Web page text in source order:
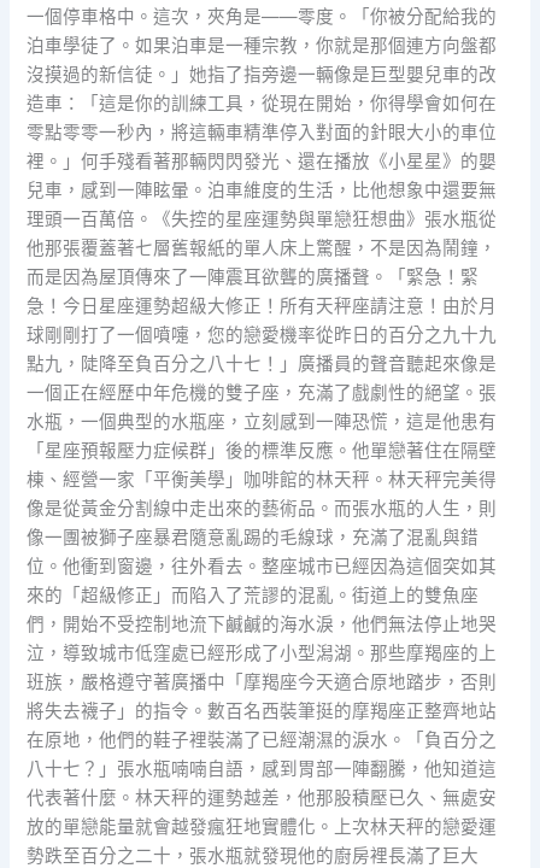
一個停車格中。這次，夾角是——零度。「你被分配給我的
泊車學徒了。如果泊車是一種宗教，你就是那個連方向盤都
沒摸過的新信徒。」她指了指旁邊一輛像是巨型嬰兒車的改
造車：「這是你的訓練工具，從現在開始，你得學會如何在
零點零零一秒內，將這輛車精準停入對面的針眼大小的車位
裡。」何手殘看著那輛閃閃發光、還在播放《小星星》的嬰
兒車，感到一陣眩暈。泊車維度的生活，比他想象中還要無
理頭一百萬倍。《失控的星座運勢與單戀狂想曲》張水瓶從
他那張覆蓋著七層舊報紙的單人床上驚醒，不是因為鬧鐘，
而是因為屋頂傳來了一陣震耳欲聾的廣播聲。「緊急！緊
急！今日星座運勢超級大修正！所有天秤座請注意！由於月
球剛剛打了一個噴嚏，您的戀愛機率從昨日的百分之九十九
點九，陡降至負百分之八十七！」廣播員的聲音聽起來像是
一個正在經歷中年危機的雙子座，充滿了戲劇性的絕望。張
水瓶，一個典型的水瓶座，立刻感到一陣恐慌，這是他患有
「星座預報壓力症候群」後的標準反應。他單戀著住在隔壁
棟、經營一家「平衡美學」咖啡館的林天秤。林天秤完美得
像是從黃金分割線中走出來的藝術品。而張水瓶的人生，則
像一團被獅子座暴君隨意亂踢的毛線球，充滿了混亂與錯
位。他衝到窗邊，往外看去。整座城市已經因為這個突如其
來的「超級修正」而陷入了荒謬的混亂。街道上的雙魚座
們，開始不受控制地流下鹹鹹的海水淚，他們無法停止地哭
泣，導致城市低窪處已經形成了小型潟湖。那些摩羯座的上
班族，嚴格遵守著廣播中「摩羯座今天適合原地踏步，否則
將失去襪子」的指令。數百名西裝筆挺的摩羯座正整齊地站
在原地，他們的鞋子裡裝滿了已經潮濕的淚水。「負百分之
八十七？」張水瓶喃喃自語，感到胃部一陣翻騰，他知道這
代表著什麼。林天秤的運勢越差，他那股積壓已久、無處安
放的單戀能量就會越發瘋狂地實體化。上次林天秤的戀愛運
勢跌至百分之二十，張水瓶就發現他的廚房裡長滿了巨大